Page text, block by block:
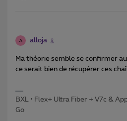
A alloja
Ma théorie semble se confirmer
ce serait bien de récupérer ces
BXL • Flex+ Ultra Fiber + V7c &
Go